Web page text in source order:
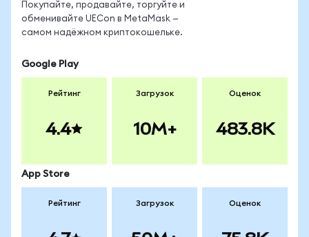
Покупайте, продавайте, торгуйте и
обменивайте UECon в MetaMask —
самом надёжном криптокошельке.
Google Play
Рейтинг
4.4
Загрузок
10M+
Оценок
483.8K
App Store
Рейтинг Загрузок Оценок